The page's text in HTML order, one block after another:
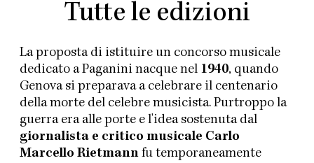
Tutte le edizioni
La proposta di istituire un concorso musicale
dedicato a Paganini nacque nel 1940, quando
Genova si preparava a celebrare il centenario
della morte del celebre musicista. Purtroppo la
guerra era alle porte e l'idea sostenuta dal
giornalista e critico musicale Carlo
Marcello Rietmann fu temporaneamente